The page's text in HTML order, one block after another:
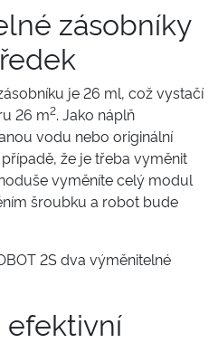
zásobníky
je 26 ml, což vystačí
26 m2. Jako náplň
vodu nebo originální
že je třeba vyměnit
vyměníte celý modul
šroubku a robot bude